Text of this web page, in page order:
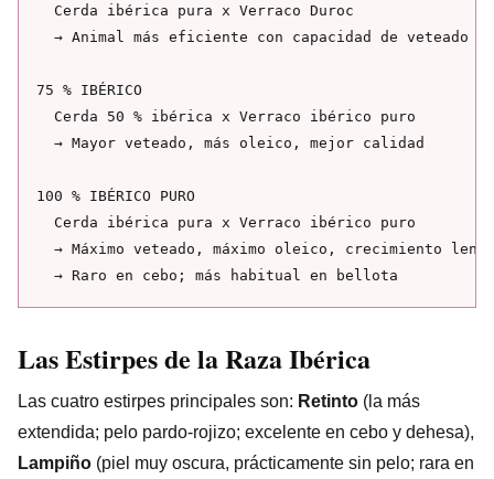
  Cerda ibérica pura x Verraco Duroc
  → Animal más eficiente con capacidad de veteado
75 % IBÉRICO
  Cerda 50 % ibérica x Verraco ibérico puro
  → Mayor veteado, más oleico, mejor calidad
100 % IBÉRICO PURO
  Cerda ibérica pura x Verraco ibérico puro
  → Máximo veteado, máximo oleico, crecimiento lento
Las Estirpes de la Raza Ibérica
Las cuatro estirpes principales son: Retinto (la más
extendida; pelo pardo-rojizo; excelente en cebo y dehesa),
Lampiño (piel muy oscura, prácticamente sin pelo; rara en